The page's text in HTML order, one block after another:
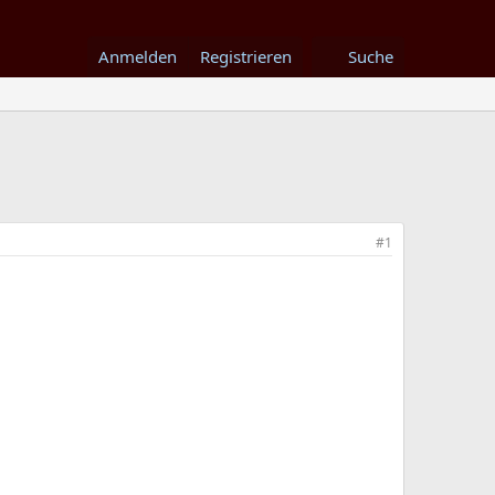
Anmelden Registrieren Suche
#1